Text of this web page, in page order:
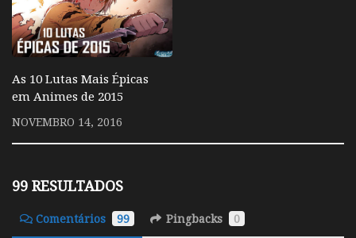
As 10 Lutas Mais Épicas
em Animes de 2015
NOVEMBRO 14, 2016
99 RESULTADOS
Comentários 99 Pingbacks 0